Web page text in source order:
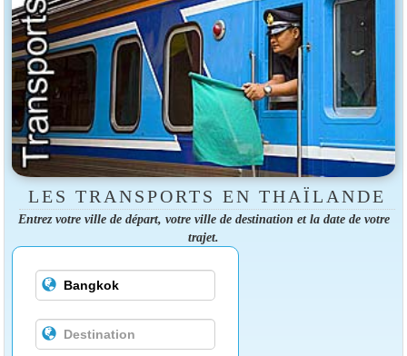
LES TRANSPORTS EN THAÏLANDE
Entrez votre ville de départ, votre ville de destination et la date de votre
trajet.